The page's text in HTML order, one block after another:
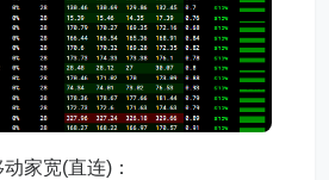
家宽(直连)：